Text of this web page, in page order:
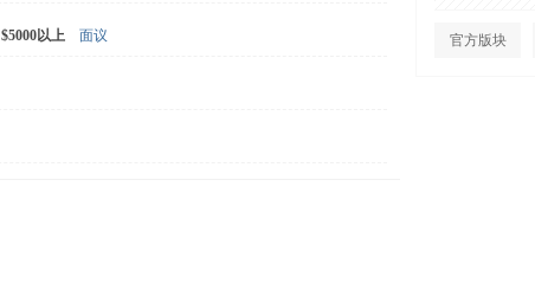
官方版块
$5000以上 面议